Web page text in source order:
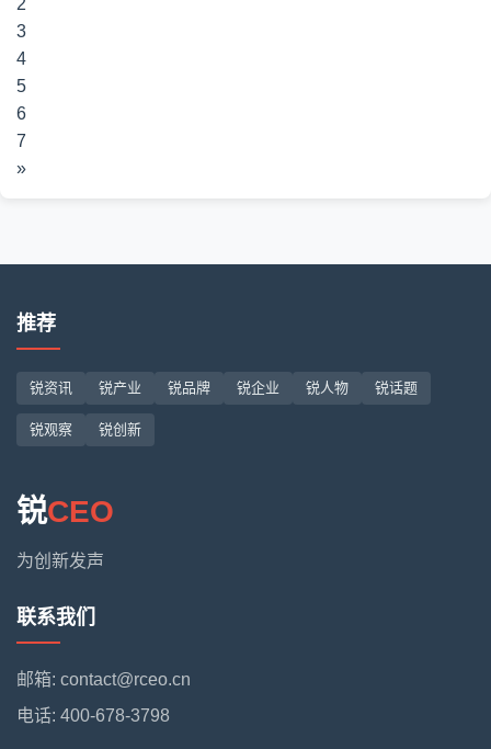
2
3
4
5
6
7
»
推荐
锐资讯 锐产业 锐品牌 锐企业 锐人物 锐话题
锐观察 锐创新
锐CEO
为创新发声
联系我们
邮箱: contact@rceo.cn
电话: 400-678-3798